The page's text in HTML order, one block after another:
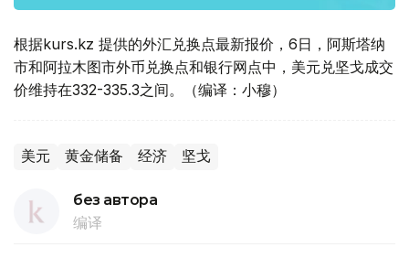
根据kurs.kz 提供的外汇兑换点最新报价，6日，阿斯塔纳
市和阿拉木图市外币兑换点和银行网点中，美元兑坚戈成交
价维持在332-335.3之间。（编译：小穆）
美元 黄金储备 经济 坚戈
без автора
编译